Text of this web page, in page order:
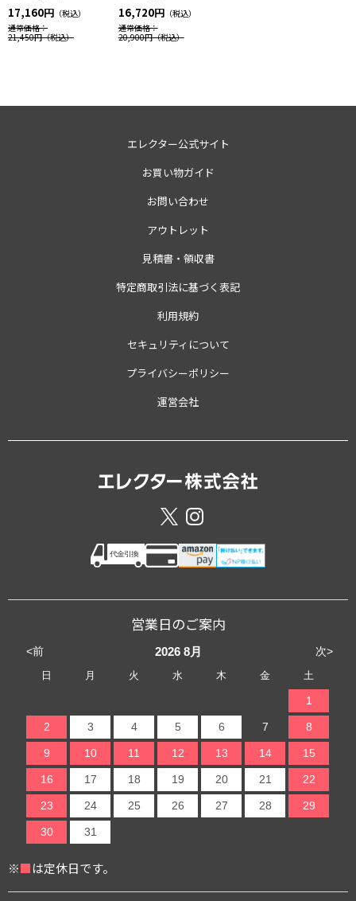
17,160円 （税込）
通常価格：
21,450円（税込）
16,720円（税込）
通常価格：
20,900円（税込）
エレクター公式サイト
お買い物ガイド
お問い合わせ
アウトレット
見積書・領収書
特定商取引法に基づく表記
利用規約
セキュリティについて
プライバシーポリシー
運営会社
営業日のご案内
<前 次>
2026 8月
日 月 火 水 木 金 土
1
2 3 4 5 6 7 8
9 10 11 12 13 14 15
16 17 18 19 20 21 22
23 24 25 26 27 28 29
30 31
※■は定休日です。